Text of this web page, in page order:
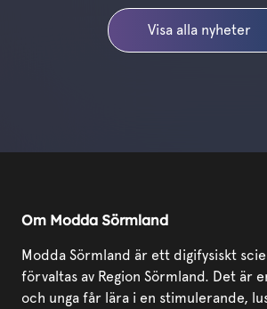
Visa alla nyheter
Om Modda Sörmland
Modda Sörmland är ett digifysiskt
förvaltas av Region Sörmland. Det är
och unga får lära i en stimulerande,